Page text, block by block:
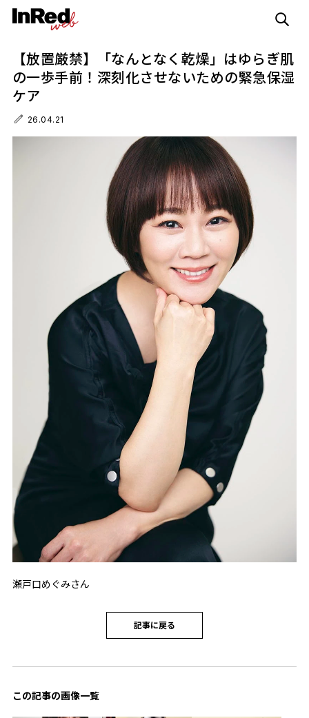
【放置厳禁】「なんとなく乾燥」はゆらぎ肌
の一歩手前！深刻化させないための緊急保湿
ケア
26.04.21
瀬戸口めぐみさん
記事に戻る
この記事の画像一覧